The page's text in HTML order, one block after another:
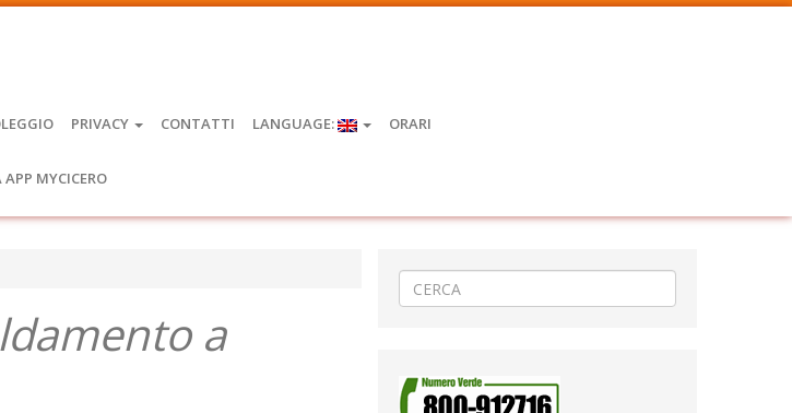
PRIVACY CONTATTI LANGUAGE: ORARI
MYCICERO
a